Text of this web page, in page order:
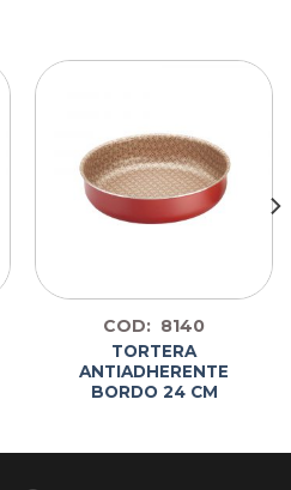
COD: 8140
TORTERA
ANTIADHERENTE
BORDO 24 CM